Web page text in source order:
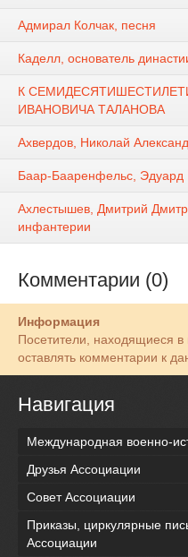
Адмирал Колчак, песня
Каделл, основатель
К
ИВАНОВИЧА ТАЛАНОВА
Ахвердов, Николай
Баар-Бааренфельс, Эдуард
Ахлестышев, Дмитрий
инфантерии
Комментарии (0)
Информация
Посетители, находящиеся в
оставлять комментарии к
Навигация
Международная военно-
Друзья Ассоциации
Совет Ассоциации
Приказы, циркулярные
Ассоциации